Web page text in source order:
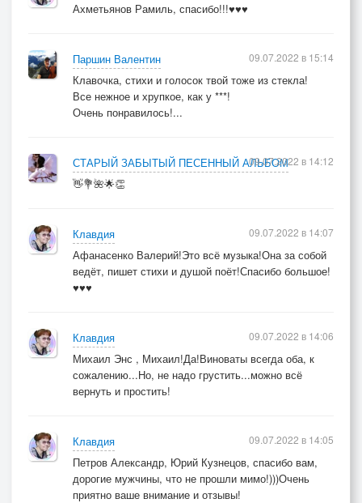
Ахметьянов Рамиль, спасибо!!!♥♥♥
Паршин Валентин
Клавочка, стихи и голосок твой тоже из стекла!
Все нежное и хрупкое, как у ***!
Очень понравилось!...
09.07.2022 в 15:14
СТАРЫЙ ЗАБЫТЫЙ ПЕСЕННЫЙ АЛЬБОМ
👋💐🌺🌟👏
09.07.2022 в 14:12
Клавдия
Афанасенко Валерий!Это всё музыка!Она за собой
ведёт, пишет стихи и душой поёт!Спасибо большое!
♥♥♥
09.07.2022 в 14:07
Клавдия
Михаил Энс , Михаил!Да!Виноваты всегда оба, к
сожалению...Но, не надо грустить...можно всё
вернуть и простить!
09.07.2022 в 14:06
Клавдия
Петров Александр, Юрий Кузнецов, спасибо вам,
дорогие мужчины, что не прошли мимо!)))Очень
приятно ваше внимание и отзывы!
09.07.2022 в 14:05